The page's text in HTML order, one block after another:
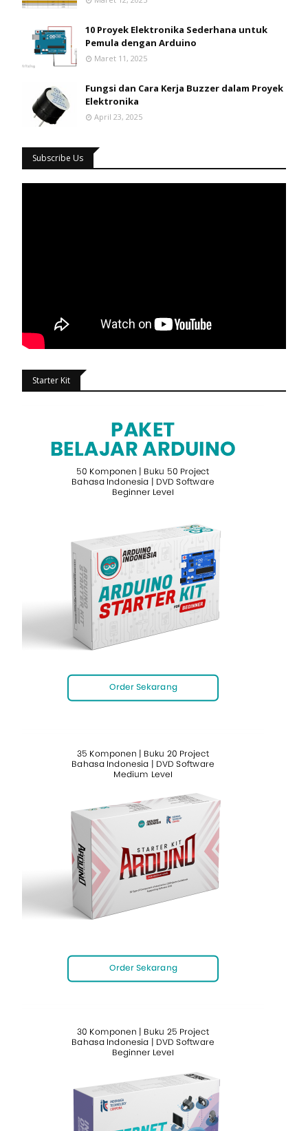
10 Proyek Elektronika Sederhana untuk
Pemula dengan Arduino
Maret 11, 2025
Fungsi dan Cara Kerja Buzzer dalam Proyek
Elektronika
April 23, 2025
Subscribe Us
Starter Kit